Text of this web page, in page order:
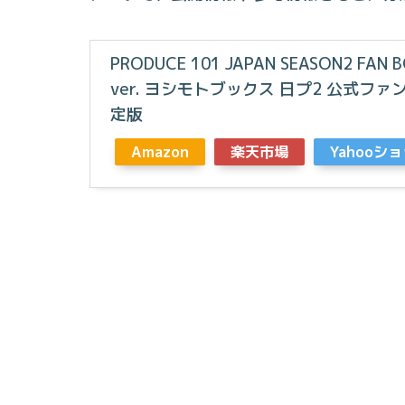
PRODUCE 101 JAPAN SEASON2 FAN
ver. ヨシモトブックス 日プ2 公式ファ
定版
Amazon 楽天市場 Yahooシ